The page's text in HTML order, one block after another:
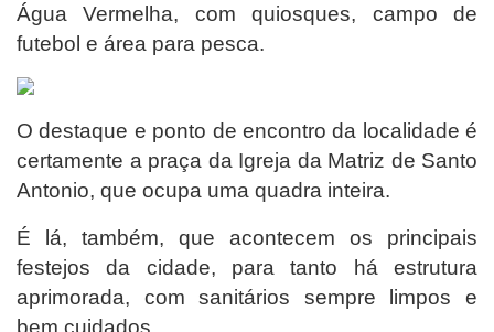
Água Vermelha, com quiosques, campo de
futebol e área para pesca.
O destaque e ponto de encontro da localidade é
certamente a praça da Igreja da Matriz de Santo
Antonio, que ocupa uma quadra inteira.
É lá, também, que acontecem os principais
festejos da cidade, para tanto há estrutura
aprimorada, com sanitários sempre limpos e
bem cuidados.